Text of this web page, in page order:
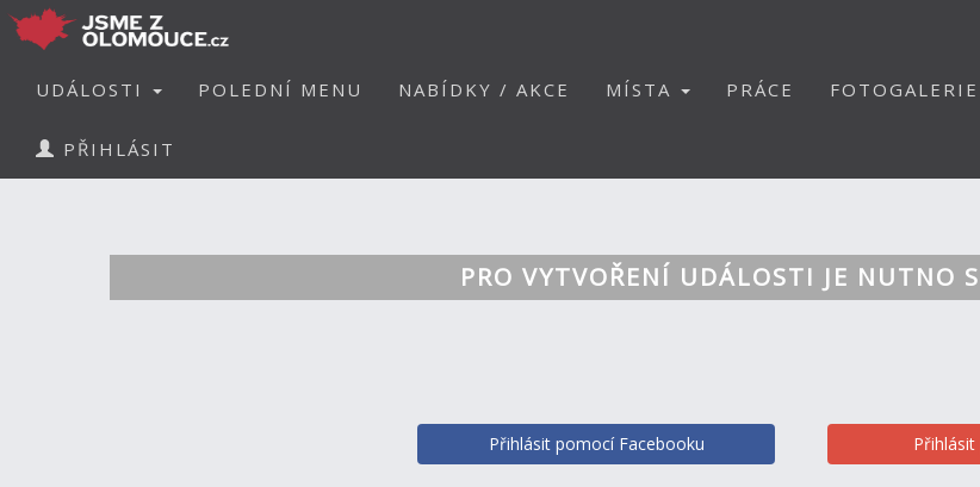
UDÁLOSTI POLEDNÍ MENU NABÍDKY / AKCE MÍSTA PRÁCE FOTOGALERIE
PŘIHLÁSIT
PRO VYTVOŘENÍ UDÁLOSTI JE NUTNO
Přihlásit pomocí Facebooku